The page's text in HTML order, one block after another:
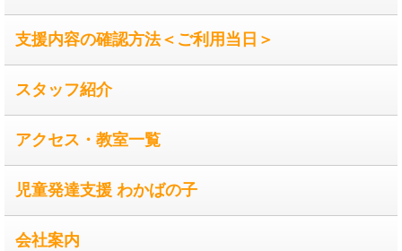
支援内容の確認方法＜ご利用当日＞
スタッフ紹介
アクセス・教室一覧
児童発達支援 わかばの子
会社案内